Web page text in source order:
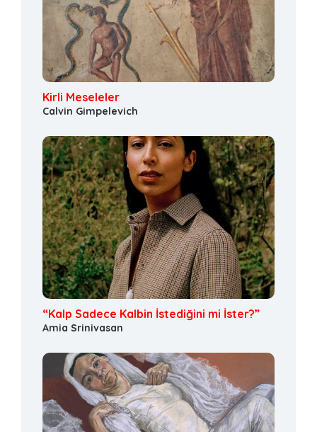
Kirli Meseleler
Calvin Gimpelevich
“Kalp Sadece Kalbin İstediğini mi İster?”
Amia Srinivasan